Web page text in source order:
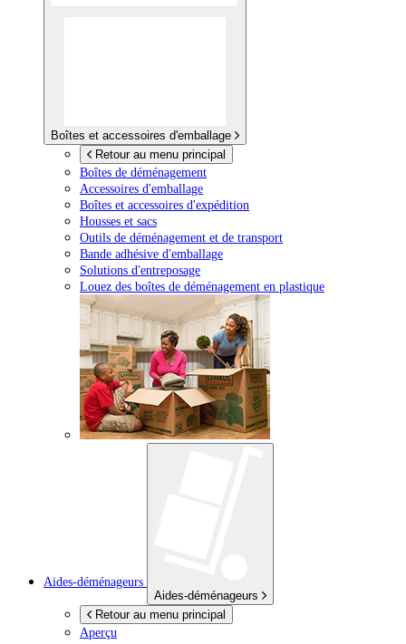
Boîtes et accessoires d'emballage
Retour au menu principal
Boîtes de déménagement
Accessoires d'emballage
Boîtes et accessoires d'expédition
Housses et sacs
Outils de déménagement et de transport
Bande adhésive d'emballage
Solutions d'entreposage
Louez des boîtes de déménagement en plastique
Aides-déménageurs
Aides-déménageurs
Retour au menu principal
Aperçu